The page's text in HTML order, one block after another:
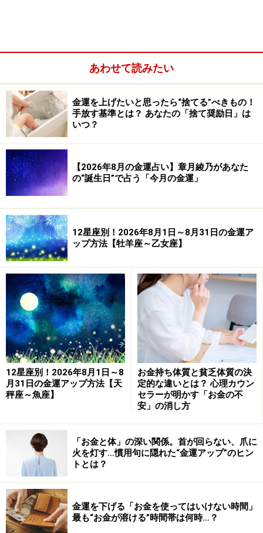
蠍座
ひとつのことにじっくり取り組むのにいいとき。コレク
ションしているものをみつけに出かけたり、はまってい
ることに熱中したりするのも賛成。物作りに没頭してい
る人は、自分の作品を販売してみると、予想以上の高値
で売れたりするかも。それが副業になる可能性もあり。
ただし、そちらに力をいれすぎて、本業をないがしろに
しないようにバランスをうまくとって。家の片付けをし
て、不用品を売りに出すのも、ちょっとしたお小遣いに
ラッキーアイテム：ブッシュ・ド・ノエル
射手座
やりたいことを実行するのにぴったりのとき。好奇心旺
あわせて読みたい
金運を上げたいと思ったら“捨てる”べきもの！
手放す基準とは？ あなたの「捨て奨励日」は
いつ？
【2026年8月の金運占い】章月綾乃があなた
の“誕生日”で占う「今月の金運」
12星座別！2026年8月1日～8月31日の金運ア
ップ方法【牡羊座～乙女座】
12星座別！2026年8月1日～8
月31日の金運アップ方法【天
秤座～魚座】
お金持ち体質と貧乏体質の決
定的な違いとは？ 心理カウン
セラーが明かす「お金の不
安」の消し方
「お金と体」の深い関係。首が回らない、爪に
火を灯す…慣用句に隠れた“金運アップ”のヒン
トとは？
金運を下げる「お金を使ってはいけない時間」
最も“お金が溶ける”時間帯は何時…？